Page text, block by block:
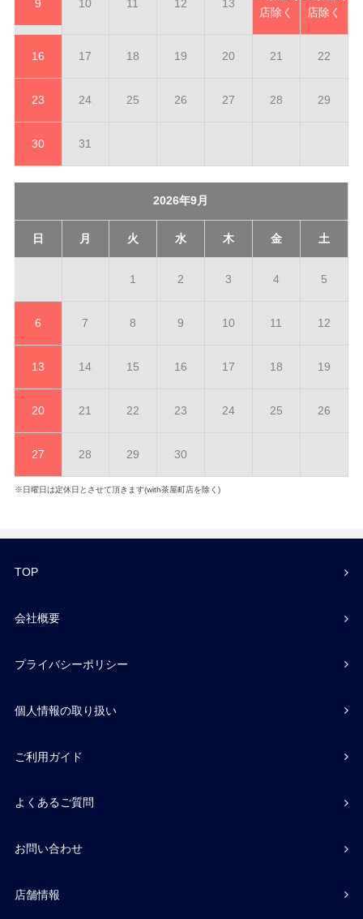
9 10 11 12 13
店除く
店除く
16 17 18 19 20 21 22
23 24 25 26 27 28 29
30 31
2026年9月
日 月 火 水 木 金 土
1 2 3 4 5
6 7 8 9 10 11 12
13 14 15 16 17 18 19
20 21 22 23 24 25 26
27 28 29 30
※日曜日は定休日とさせて頂きます(with茶屋町店を除く)
TOP
会社概要
プライバシーポリシー
個人情報の取り扱い
ご利用ガイド
よくあるご質問
お問い合わせ
店舗情報